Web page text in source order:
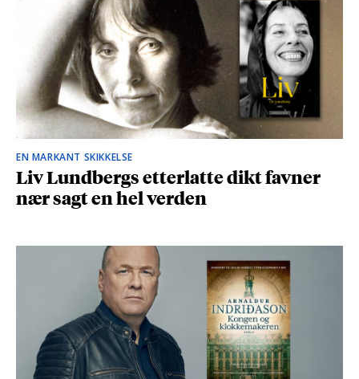
EN MARKANT SKIKKELSE
Liv Lundbergs etterlatte dikt favner
nær sagt en hel verden